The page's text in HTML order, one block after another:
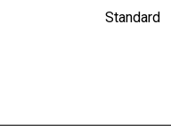
Standard